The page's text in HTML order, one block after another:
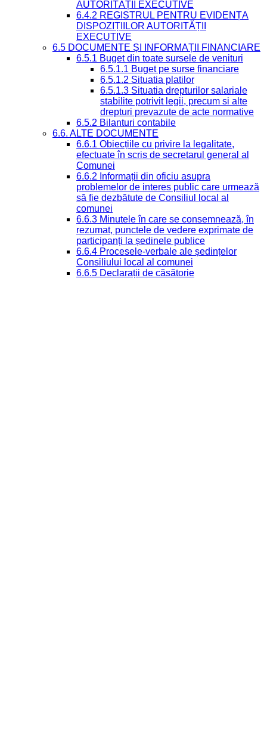
AUTORITĂȚII EXECUTIVE
6.4.2 REGISTRUL PENTRU EVIDENȚA
DISPOZIȚIILOR AUTORITĂȚII
EXECUTIVE
6.5 DOCUMENTE ȘI INFORMAȚII FINANCIARE
6.5.1 Buget din toate sursele de venituri
6.5.1.1 Buget pe surse financiare
6.5.1.2 Situatia platilor
6.5.1.3 Situatia drepturilor salariale
stabilite potrivit legii, precum si alte
drepturi prevazute de acte normative
6.5.2 Bilanturi contabile
6.6. ALTE DOCUMENTE
6.6.1 Obiecțiile cu privire la legalitate,
efectuate în scris de secretarul general al
Comunei
6.6.2 Informații din oficiu asupra
problemelor de interes public care urmează
să fie dezbătute de Consiliul local al
comunei
6.6.3 Minutele în care se consemnează, în
rezumat, punctele de vedere exprimate de
participanți la ședinele publice
6.6.4 Procesele-verbale ale ședințelor
Consiliului local al comunei
6.6.5 Declarații de căsătorie